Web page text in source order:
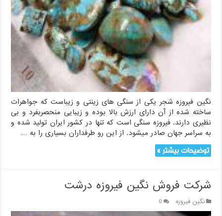
نگین فیروزه شجر یکی از سنگی های زینتی و زیباست که جواهرات
ساخته شده از آن دارای ارزش بالا بوده و زیبایی منحصربفرد و بی
نظیری دارند. فیروزه سنگی است که تنها در کشور ایران تولید شده و
به سراسر جهان صادر میشود. از این رو طرفداران بسیاری را به …
توضیحات بیشتر »
شرکت فروش نگین فیروزه درشت
نگین فیروزه 0